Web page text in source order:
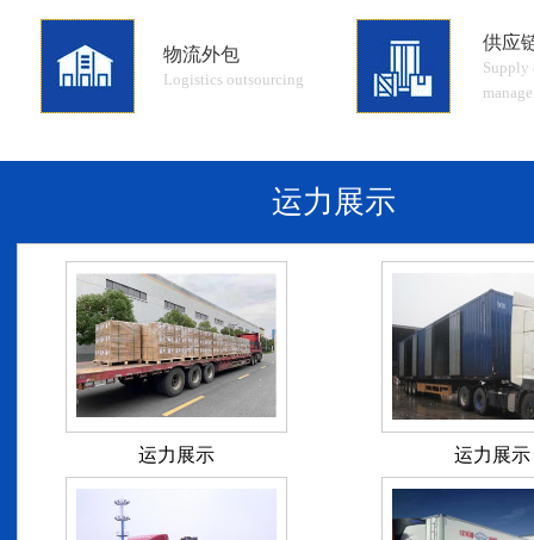
物流外包
Logistics outsourcing
供应
Supply
运力展示
运力展示 运力展示